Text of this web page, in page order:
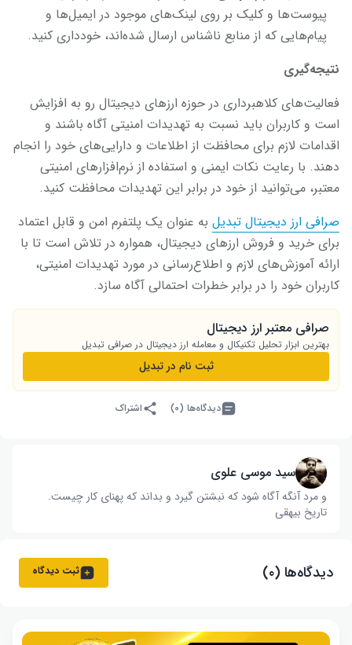
پیوست‌ها و کلیک بر روی لینک‌های موجود در ایمیل‌ها و
پیام‌هایی که از منابع ناشناس ارسال شده‌اند، خودداری کنید.
نتیجه‌گیری
فعالیت‌های کلاهبرداری در حوزه ارزهای دیجیتال رو به افزایش
است و کاربران باید نسبت به تهدیدات امنیتی آگاه باشند و
اقدامات لازم برای محافظت از اطلاعات و دارایی‌های خود را انجام
دهند. با رعایت نکات ایمنی و استفاده از نرم‌افزارهای امنیتی
معتبر، می‌توانید از خود در برابر این تهدیدات محافظت کنید.
صرافی ارز دیجیتال تبدیل به عنوان یک پلتفرم امن و قابل اعتماد
برای خرید و فروش ارزهای دیجیتال، همواره در تلاش است تا با
ارائه آموزش‌های لازم و اطلاع‌رسانی در مورد تهدیدات امنیتی،
کاربران خود را در برابر خطرات احتمالی آگاه سازد.
صرافی معتبر ارز دیجیتال
بهترین ابزار تحلیل تکنیکال و معامله ارز دیجیتال در صرافی تبدیل
ثبت نام در تبدیل
دیدگاه‌ها (۰) اشتراک
سید موسی علوی
و مرد آنگه آگاه شود که نبشتن گیرد و بداند که پهنای کار چیست‌.
تاریخ بیهقی
دیدگاه‌ها (۰) ثبت دیدگاه